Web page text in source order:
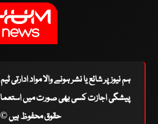
ہم نیوز پر شائع یا نشر ہونے والا مواد
پیشگی اجازت کسی بھی صورت میں استعمال
حقوق محفوظ ہیں © 2026